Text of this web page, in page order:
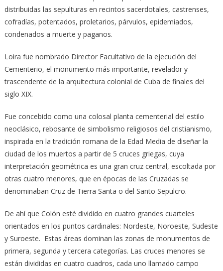
distribuidas las sepulturas en recintos sacerdotales, castrenses,
cofradías, potentados, proletarios, párvulos, epidemiados,
condenados a muerte y paganos.
Loira fue nombrado Director Facultativo de la ejecución del
Cementerio, el monumento más importante, revelador y
trascendente de la arquitectura colonial de Cuba de finales del
siglo XIX.
Fue concebido como una colosal planta cementerial del estilo
neoclásico, rebosante de simbolismo religiosos del cristianismo,
inspirada en la tradición romana de la Edad Media de diseñar la
ciudad de los muertos a partir de 5 cruces griegas, cuya
interpretación geométrica es una gran cruz central, escoltada por
otras cuatro menores, que en épocas de las Cruzadas se
denominaban Cruz de Tierra Santa o del Santo Sepulcro.
De ahí que Colón esté dividido en cuatro grandes cuarteles
orientados en los puntos cardinales: Nordeste, Noroeste, Sudeste
y Suroeste. Estas áreas dominan las zonas de monumentos de
primera, segunda y tercera categorías. Las cruces menores se
están divididas en cuatro cuadros, cada uno llamado campo